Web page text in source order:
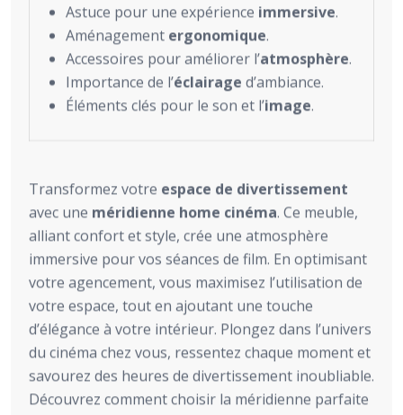
Astuce pour une expérience immersive.
Aménagement ergonomique.
Accessoires pour améliorer l’atmosphère.
Importance de l’éclairage d’ambiance.
Éléments clés pour le son et l’image.
Transformez votre espace de divertissement
avec une méridienne home cinéma. Ce meuble,
alliant confort et style, crée une atmosphère
immersive pour vos séances de film. En optimisant
votre agencement, vous maximisez l’utilisation de
votre espace, tout en ajoutant une touche
d’élégance à votre intérieur. Plongez dans l’univers
du cinéma chez vous, ressentez chaque moment et
savourez des heures de divertissement inoubliable.
Découvrez comment choisir la méridienne parfaite